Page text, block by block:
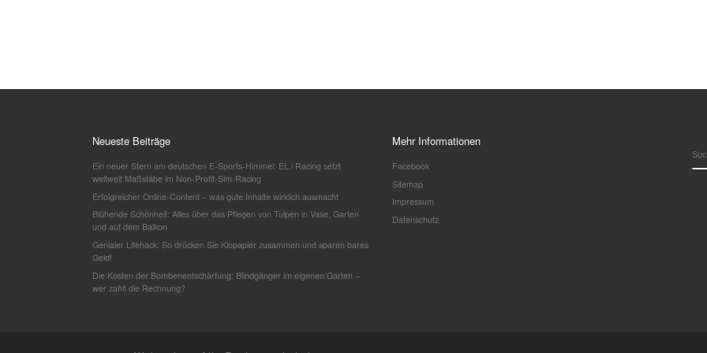
Neueste Beiträge
Ein neuer Stern am deutschen E-Sports-Himmel: EL.i Racing setzt
weltweit Maßstäbe im Non-Profit-Sim-Racing
Erfolgreicher Online-Content – was gute Inhalte wirklich ausmacht
Blühende Schönheit: Alles über das Pflegen von Tulpen in Vase, Garten
und auf dem Balkon
Genialer Lifehack: So drücken Sie Klopapier zusammen und sparen bares
Geld!
Die Kosten der Bombenentschärfung: Blindgänger im eigenen Garten –
wer zahlt die Rechnung?
Mehr Informationen
Facebook
Sitemap
Impressum
Datenschutz